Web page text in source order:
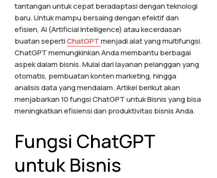
tantangan untuk cepat beradaptasi dengan teknologi
baru. Untuk mampu bersaing dengan efektif dan
efisien, AI (Artificial Intelligence) atau kecerdasan
buatan sepertiChatGPTmenjadi alat yang multifungsi.
ChatGPT memungkinkan Anda membantu berbagai
aspek dalam bisnis. Mulai dari layanan pelanggan yang
otomatis, pembuatan konten marketing, hingga
analisis data yang mendalam. Artikel berikut akan
menjabarkan 10 fungsi ChatGPT untuk Bisnis yang bisa
meningkatkan efisiensi dan produktivitas bisnis Anda.
Fungsi ChatGPT
untuk Bisnis